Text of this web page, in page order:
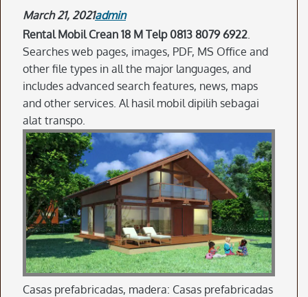
March 21, 2021admin
Rental Mobil Crean 18 M Telp 0813 8079 6922.
Searches web pages, images, PDF, MS Office and
other file types in all the major languages, and
includes advanced search features, news, maps
and other services. Al hasil mobil dipilih sebagai
alat transpo.
Casas prefabricadas, madera: Casas prefabricadas